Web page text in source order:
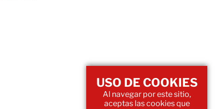
USO DE COOKIES
Al navegar por este sitio,
aceptas las cookies que